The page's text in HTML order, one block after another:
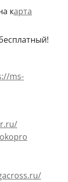
карта
ms-